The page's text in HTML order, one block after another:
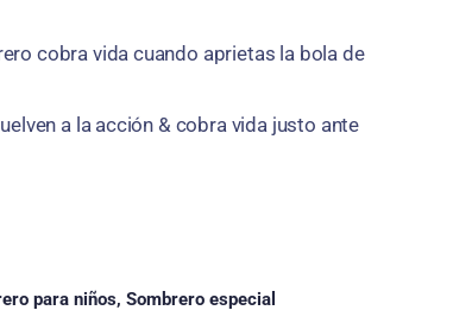
cobra vida cuando aprietas la bola de
a la acción & cobra vida justo ante
para niños, Sombrero especial